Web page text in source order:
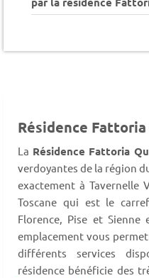
Résidence
La Résidence Fattoria
verdoyantes de la région
exactement à Tavernelle
Toscane qui est le
Florence, Pise et Sienne
emplacement vous
différents services
résidence bénéficie des